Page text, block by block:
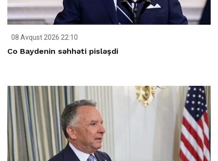
08 Avqust 2026 22:10
Co Baydenin səhhəti pisləşdi